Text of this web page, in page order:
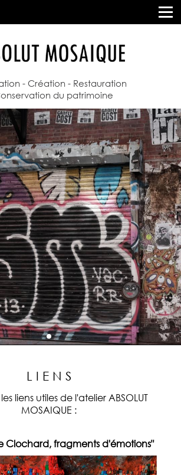
- Création - Restauration
du patrimoine
L I E N S
liens utiles de l'atelier ABSOLUT
MOSAIQUE :
Clochard, fragments d'émotions"